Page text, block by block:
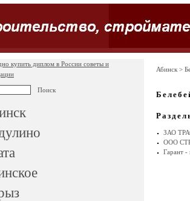
купить диплом в России советы и
Абинск >
ЗАО
ООО
Гарант -